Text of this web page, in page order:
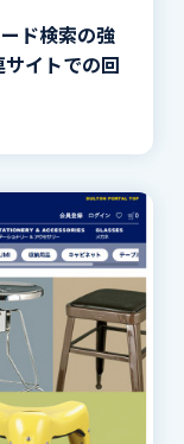
ド検索の強
イトでの回